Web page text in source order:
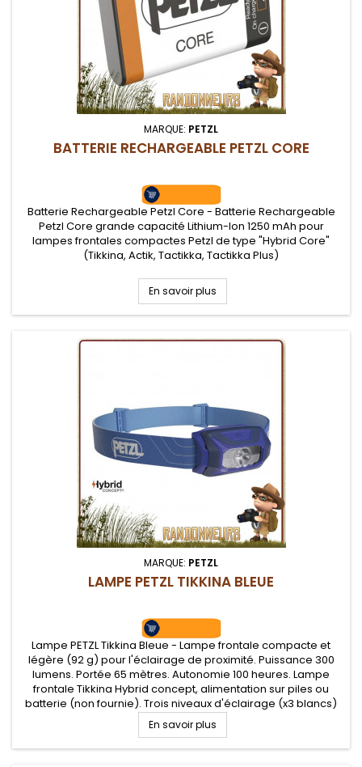
MARQUE: PETZL
BATTERIE RECHARGEABLE PETZL CORE
Batterie Rechargeable Petzl Core - Batterie Rechargeable
Petzl Core grande capacité Lithium-Ion 1250 mAh pour
lampes frontales compactes Petzl de type "Hybrid Core"
(Tikkina, Actik, Tactikka, Tactikka Plus)
En savoir plus
MARQUE: PETZL
LAMPE PETZL TIKKINA BLEUE
Lampe PETZL Tikkina Bleue - Lampe frontale compacte et
légère (92 g) pour l'éclairage de proximité. Puissance 300
lumens. Portée 65 mètres. Autonomie 100 heures. Lampe
frontale Tikkina Hybrid concept, alimentation sur piles ou
batterie (non fournie). Trois niveaux d'éclairage (x3 blancs)
En savoir plus